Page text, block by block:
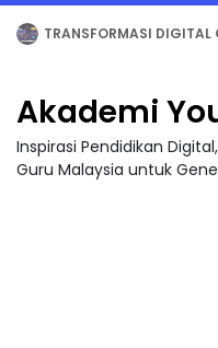
MAJLIS ANUGERAH FFK (FESTIVAL
Akademi
Inspirasi Pendidikan
Guru Malaysia untuk